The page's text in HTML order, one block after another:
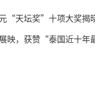
元“天坛奖”十项大奖揭
映，获赞“泰国近十